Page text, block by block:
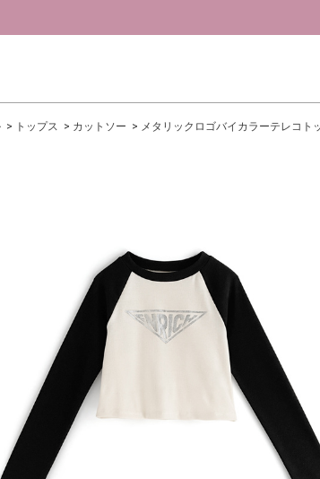
トップス カットソー メタリックロゴバイカラーテレコト